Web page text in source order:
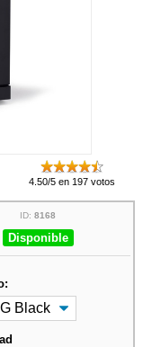
4.50/5 en 197 votos
ID:8168
Disponible